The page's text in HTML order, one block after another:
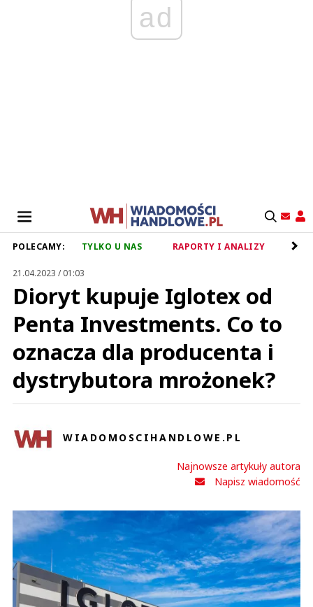
ad
POLECAMY: TYLKO U NAS RAPORTY I ANALIZY
21.04.2023 / 01:03
Dioryt kupuje Iglotex od
Penta Investments. Co to
oznacza dla producenta i
dystrybutora mrożonek?
WIADOMOSCIHANDLOWE.PL
Najnowsze artykuły autora
Napisz wiadomość